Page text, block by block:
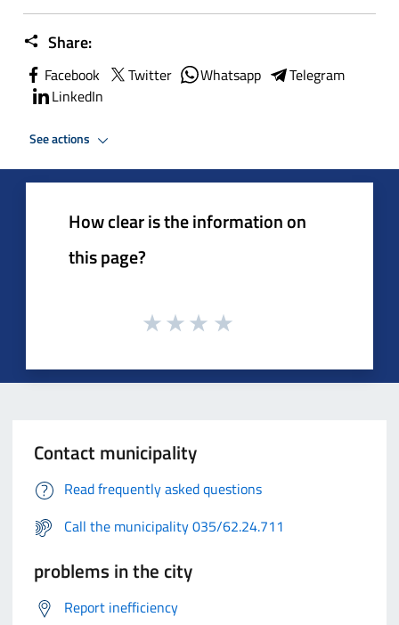
Share:
Facebook Twitter Whatsapp
Telegram
LinkedIn
See actions
How clear is the information on
this page?
Contact municipality
Read frequently asked questions
Call the municipality 035/62.24.711
problems in the city
Report inefficiency